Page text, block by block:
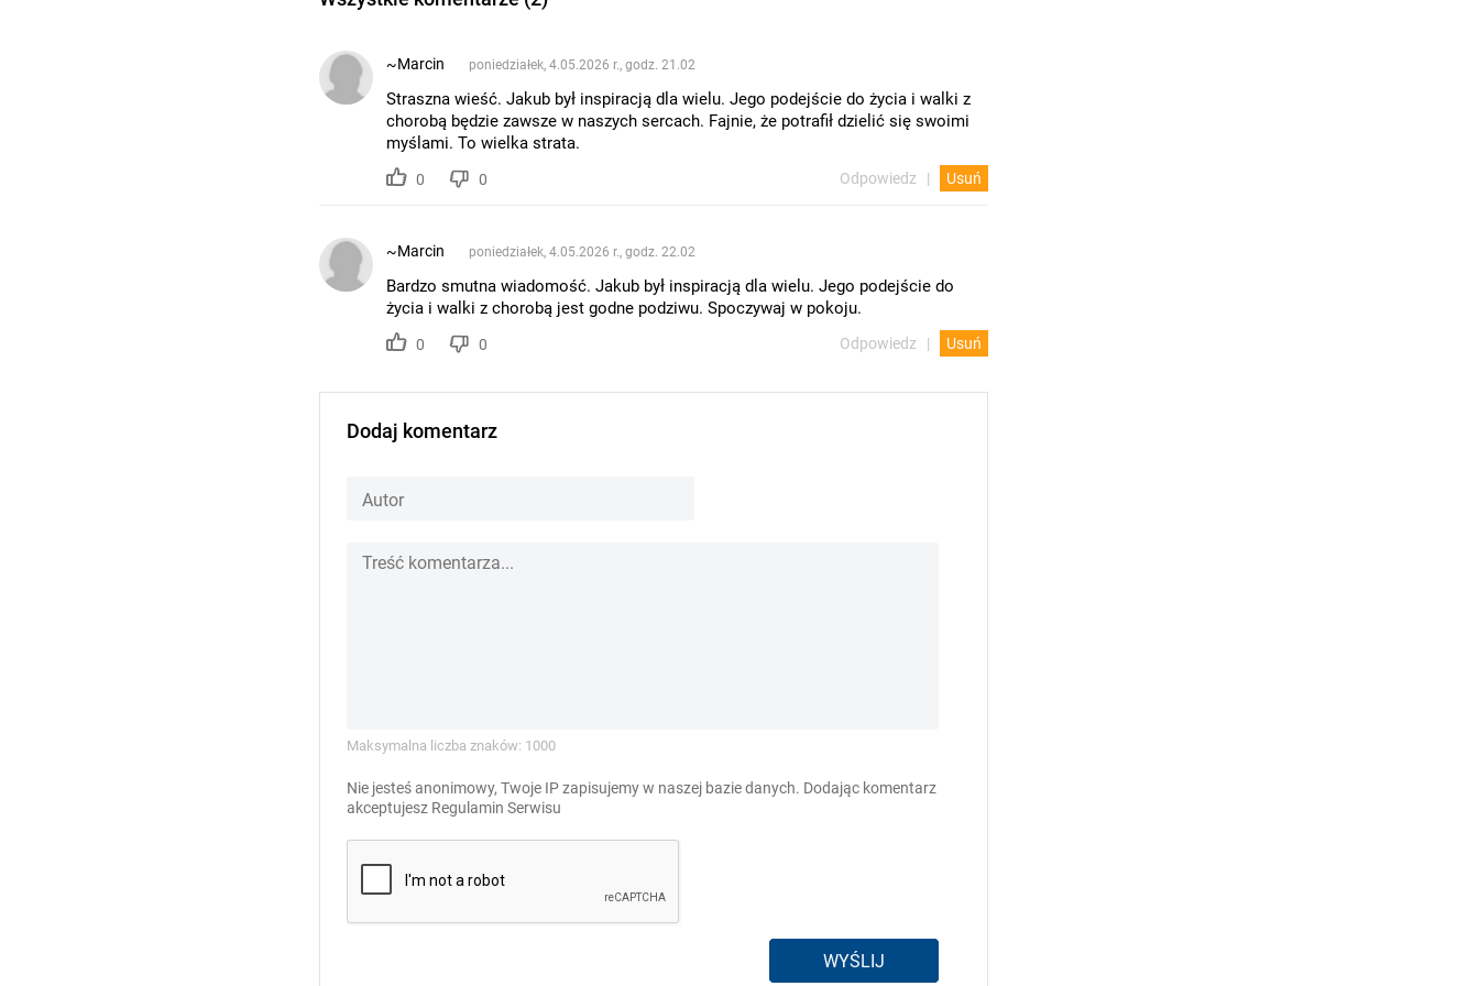
~Marcin poniedziałek, 4.05.2026 r., godz. 21.02
Straszna wieść. Jakub był inspiracją dla wielu. Jego podejście do życia i walki z
chorobą będzie zawsze w naszych sercach. Fajnie, że potrafił dzielić się swoimi
myślami. To wielka strata.
0 0 Odpowiedz Usuń
~Marcin poniedziałek, 4.05.2026 r., godz. 22.02
Bardzo smutna wiadomość. Jakub był inspiracją dla wielu. Jego podejście do
życia i walki z chorobą jest godne podziwu. Spoczywaj w pokoju.
0 0 Odpowiedz Usuń
Dodaj komentarz
Maksymalna liczba znaków: 1000
Nie jesteś anonimowy, Twoje IP zapisujemy w naszej bazie danych. Dodając komentarz
akceptujesz Regulamin Serwisu
WYŚLIJ